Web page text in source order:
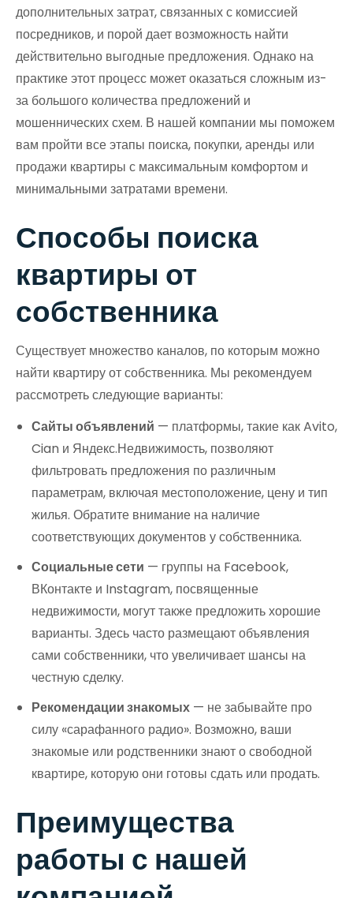
дополнительных затрат, связанных с комиссией
посредников, и порой дает возможность найти
действительно выгодные предложения. Однако на
практике этот процесс может оказаться сложным из-
за большого количества предложений и
мошеннических схем. В нашей компании мы поможем
вам пройти все этапы поиска, покупки, аренды или
продажи квартиры с максимальным комфортом и
минимальными затратами времени.
Способы поиска
квартиры от
собственника
Существует множество каналов, по которым можно
найти квартиру от собственника. Мы рекомендуем
рассмотреть следующие варианты:
Сайты объявлений — платформы, такие как Avito,
Cian и Яндекс.Недвижимость, позволяют
фильтровать предложения по различным
параметрам, включая местоположение, цену и тип
жилья. Обратите внимание на наличие
соответствующих документов у собственника.
Социальные сети — группы на Facebook,
ВКонтакте и Instagram, посвященные
недвижимости, могут также предложить хорошие
варианты. Здесь часто размещают объявления
сами собственники, что увеличивает шансы на
честную сделку.
Рекомендации знакомых — не забывайте про
силу «сарафанного радио». Возможно, ваши
знакомые или родственники знают о свободной
квартире, которую они готовы сдать или продать.
Преимущества
работы с нашей